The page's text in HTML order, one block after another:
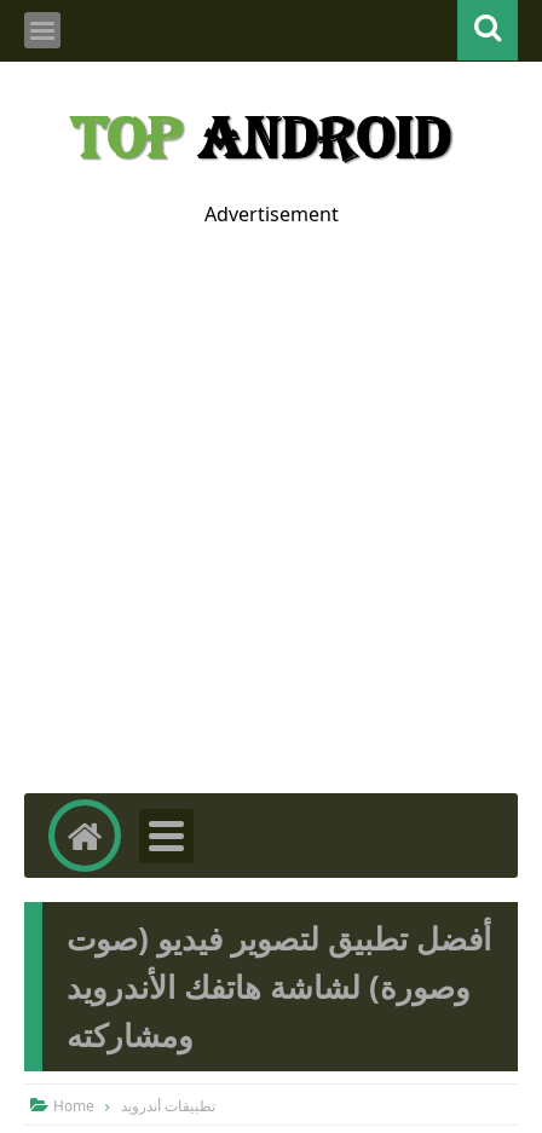
Advertisement
أفضل تطبيق لتصوير فيديو (صوت
وصورة) لشاشة هاتفك الأندرويد
ومشاركته
 Home تطبيقات أندرويد